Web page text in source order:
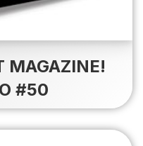
MAGAZINE!
#50